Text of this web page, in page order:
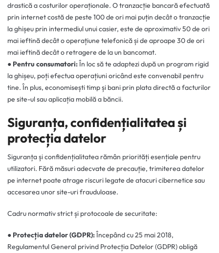
drastică a costurilor operaționale. O tranzacție bancară efectuată
prin internet costă de peste 100 de ori mai puțin decât o tranzacție
la ghișeu prin intermediul unui casier, este de aproximativ 50 de ori
mai ieftină decât o operațiune telefonică și de aproape 30 de ori
mai ieftină decât o retragere de la un bancomat.
● Pentru consumatori:În loc să te adaptezi după un program rigid
la ghișeu, poți efectua operațiuni oricând este convenabil pentru
tine. În plus, economisești timp și bani prin plata directă a facturilor
pe site-ul sau aplicația mobilă a băncii.
Siguranța, confidențialitatea și
protecția datelor
Siguranța și confidențialitatea rămân priorități esențiale pentru
utilizatori. Fără măsuri adecvate de precauție, trimiterea datelor
pe internet poate atrage riscuri legate de atacuri cibernetice sau
accesarea unor site-uri frauduloase.
Cadru normativ strict și protocoale de securitate:
● Protecția datelor (GDPR):Începând cu 25 mai 2018,
Regulamentul General privind Protecția Datelor (GDPR) obligă